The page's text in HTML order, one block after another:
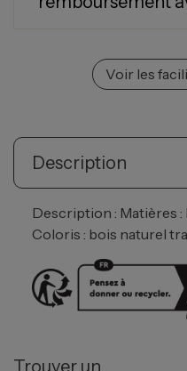
Voir les
Description
Description : Matières :
Coloris : bois naturel